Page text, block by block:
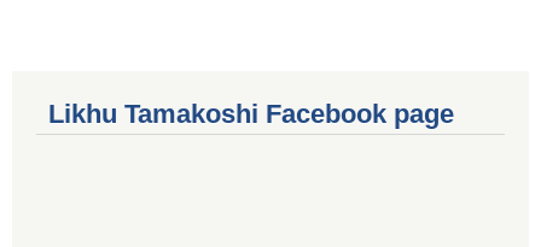
Likhu Tamakoshi Facebook page